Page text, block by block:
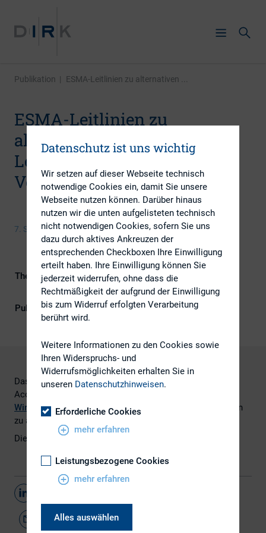
Publikation | ESMA-Leitlinien zu alternativen ...
ESMA-Leitlinien zu
alternativen
Leistungskennzahlen –
Verhältnis zu DRS 20
7. September 2016
Themengebiete
Investoren, IR-Kompetenz,
Kapitalmarktrecht
Publikationsform
Externe Publikationen
Das Topthema der Juli/August-Ausgabe der
Accounting News der
Wirtschaftsprüfungsgesellschaft
sind die ESMA-Leitlinien
zu alternativen Leistungskennzahlen.
Die vollständige Ausgabe finden Sie
Datenschutz ist uns wichtig
Wir setzen auf dieser Webseite technisch
notwendige Cookies ein, damit Sie unsere
Webseite nutzen können. Darüber hinaus
nutzen wir die unten aufgelisteten technisch
nicht notwendigen Cookies, sofern Sie uns
dazu durch aktives Ankreuzen der
entsprechenden Checkboxen Ihre Einwilligung
erteilt haben. Ihre Einwilligung können Sie
jederzeit widerrufen, ohne dass die
Rechtmäßigkeit der aufgrund der Einwilligung
bis zum Widerruf erfolgten Verarbeitung
berührt wird.
Weitere Informationen zu den Cookies sowie
Ihren Widerspruchs- und
Widerrufsmöglichkeiten erhalten Sie in
unseren Datenschutzhinweisen.
Erforderliche Cookies
mehr erfahren
Leistungsbezogene Cookies
mehr erfahren
Alles auswählen